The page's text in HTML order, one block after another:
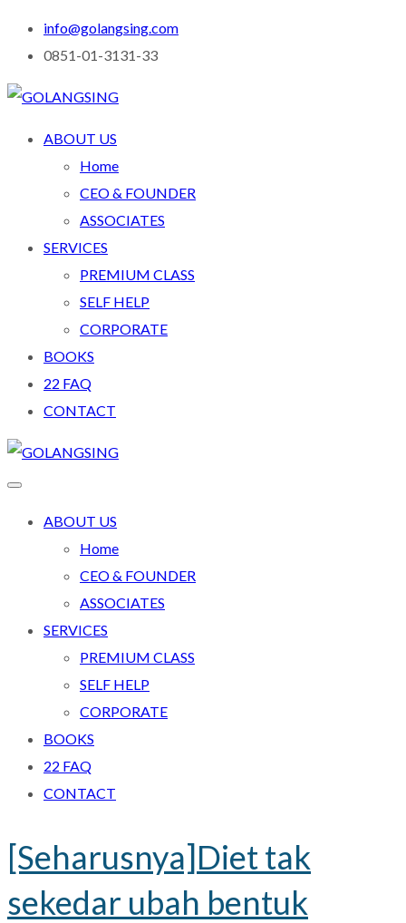
info@golangsing.com
0851-01-3131-33
ABOUT US
Home
CEO & FOUNDER
ASSOCIATES
SERVICES
PREMIUM CLASS
SELF HELP
CORPORATE
BOOKS
22 FAQ
CONTACT
ABOUT US
Home
CEO & FOUNDER
ASSOCIATES
SERVICES
PREMIUM CLASS
SELF HELP
CORPORATE
BOOKS
22 FAQ
CONTACT
[Seharusnya]Diet tak
sekedar ubah bentuk